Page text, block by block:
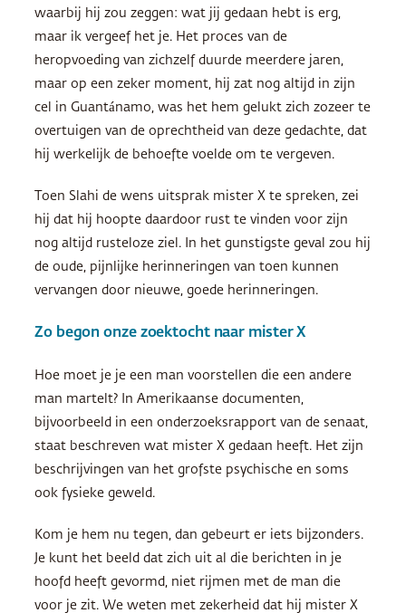
waarbij hij zou zeggen: wat jij gedaan hebt is erg,
maar ik vergeef het je. Het proces van de
heropvoeding van zichzelf duurde meerdere jaren,
maar op een zeker moment, hij zat nog altijd in zijn
cel in Guantánamo, was het hem gelukt zich zozeer te
overtuigen van de oprechtheid van deze gedachte, dat
hij werkelijk de behoefte voelde om te vergeven.
Toen Slahi de wens uitsprak mister X te spreken, zei
hij dat hij hoopte daardoor rust te vinden voor zijn
nog altijd rusteloze ziel. In het gunstigste geval zou hij
de oude, pijnlijke herinneringen van toen kunnen
vervangen door nieuwe, goede herinneringen.
Zo begon onze zoektocht naar mister X
Hoe moet je je een man voorstellen die een andere
man martelt? In Amerikaanse documenten,
bijvoorbeeld in een onderzoeksrapport van de senaat,
staat beschreven wat mister X gedaan heeft. Het zijn
beschrijvingen van het grofste psychische en soms
ook fysieke geweld.
Kom je hem nu tegen, dan gebeurt er iets bijzonders.
Je kunt het beeld dat zich uit al die berichten in je
hoofd heeft gevormd, niet rijmen met de man die
voor je zit. We weten met zekerheid dat hij mister X